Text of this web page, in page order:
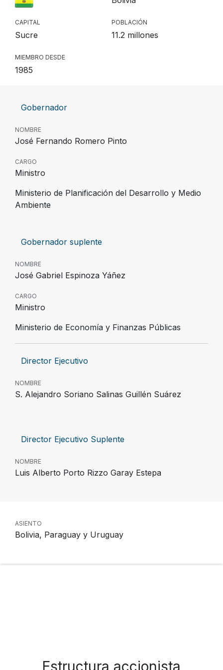
CAPITAL
Sucre
POBLACIÓN
11.2 millones
MIEMBRO DESDE
1985
Gobernador
NOMBRE
José Fernando Romero Pinto
CARGO
Ministro
Ministerio de Planificación del Desarrollo y Medio
Ambiente
Gobernador suplente
NOMBRE
José Gabriel Espinoza Yáñez
CARGO
Ministro
Ministerio de Economía y Finanzas Públicas
Director Ejecutivo
NOMBRE
S. Alejandro Soriano Salinas Guillén Suárez
Director Ejecutivo Suplente
NOMBRE
Luis Alberto Porto Rizzo Garay Estepa
ASIENTO
Bolivia, Paraguay y Uruguay
Estructura accionista